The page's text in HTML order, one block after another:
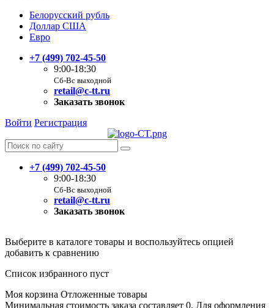
Белорусский рубль
Доллар США
Евро
+7 (499) 702-45-50
9:00-18:30
Сб-Вс выходной
retail@c-tt.ru
Заказать звонок
Войти Регистрация
+7 (499) 702-45-50
9:00-18:30
Сб-Вс выходной
retail@c-tt.ru
Заказать звонок
Выберите в каталоге товары и воспользуйтесь опцией
добавить к сравнению
Список избранного пуст
Моя корзина Отложенные товары
Минимальная стоимость заказа составляет 0. Для оформления